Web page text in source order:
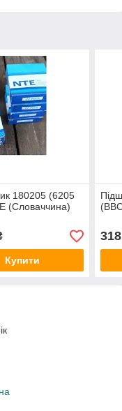
180205 (6205
(Словаччина)
Купити